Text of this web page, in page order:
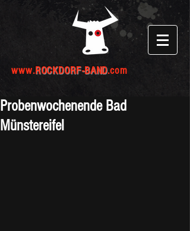
www.ROCKDORF-BAND.com
Probenwochenende Bad
Münstereifel